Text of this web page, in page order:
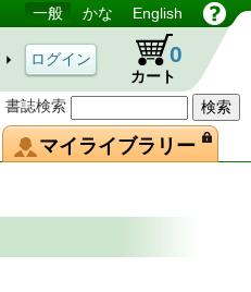
書誌検索
一般 かな English
カート
0
マイライブラリー